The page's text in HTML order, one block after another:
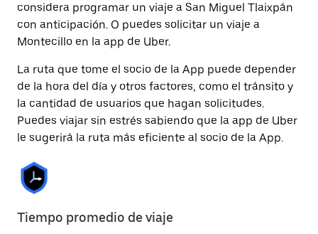
considera programar un viaje a San Miguel Tlaixpán
con anticipación. O puedes solicitar un viaje a
Montecillo en la app de Uber.
La ruta que tome el socio de la App puede depender
de la hora del día y otros factores, como el tránsito y
la cantidad de usuarios que hagan solicitudes.
Puedes viajar sin estrés sabiendo que la app de Uber
le sugerirá la ruta más eficiente al socio de la App.
Tiempo promedio de viaje